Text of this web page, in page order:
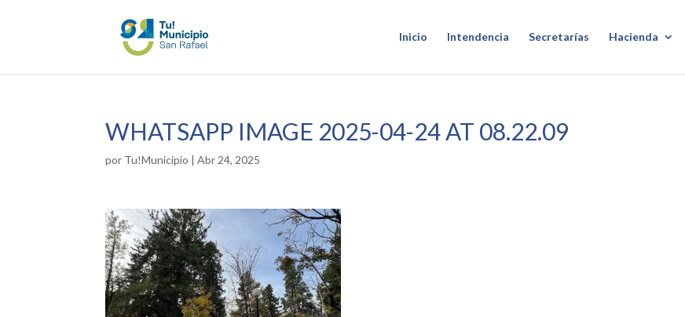
Inicio Intendencia Secretarías Hacienda
WHATSAPP IMAGE 2025-04-24 AT 08.22.09
por Tu!Municipio |Abr 24, 2025